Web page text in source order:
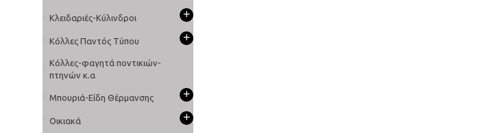
Κλειδαριές-Κύλινδροι +
Κόλλες Παντός Τύπου +
Κόλλες-φαγητά ποντικιών-
πτηνών κ.α
Μπουριά-Είδη Θέρμανσης +
Οικιακά +